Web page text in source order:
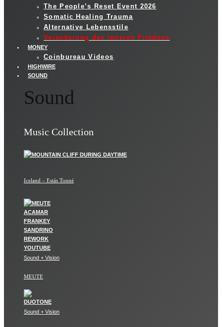
The People’s Reset Event 2026
Somatic Healing Trauma
Alternative Lebensstile
Verankerung des inneren Friedens
MONEY
Coinbureau Videos
HIGHWIRE
SOUND
Sound
Music Collection
Iceland – Estás Tonné
Sound + Vision
MEUTE
Sound + Vision